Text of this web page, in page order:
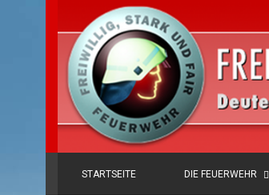
STARTSEITE DIE FEUERWEHR